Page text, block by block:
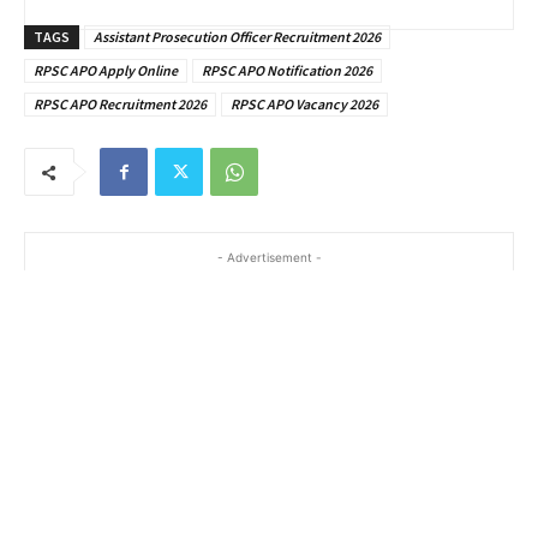
TAGS
Assistant Prosecution Officer Recruitment 2026
RPSC APO Apply Online
RPSC APO Notification 2026
RPSC APO Recruitment 2026
RPSC APO Vacancy 2026
- Advertisement -